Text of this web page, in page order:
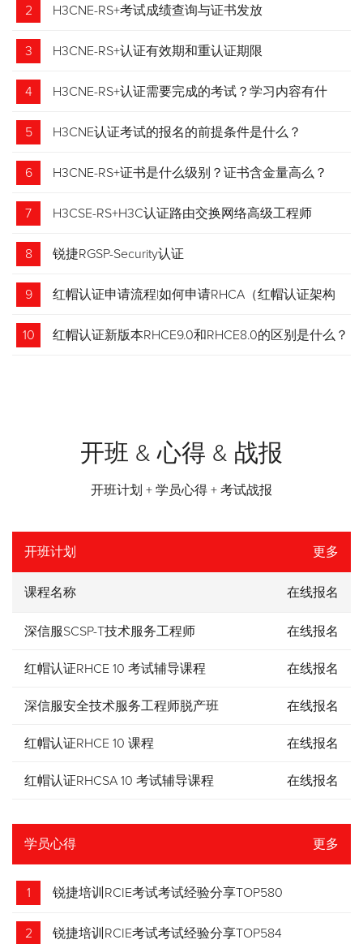
2 H3CNE-RS+考试成绩查询与证书发放
3 H3CNE-RS+认证有效期和重认证期限
4 H3CNE-RS+认证需要完成的考试？学习内容有什
么？
5 H3CNE认证考试的报名的前提条件是什么？
6 H3CNE-RS+证书是什么级别？证书含金量高么？
7 H3CSE-RS+H3C认证路由交换网络高级工程师
8 锐捷RGSP-Security认证
9 红帽认证申请流程|如何申请RHCA（红帽认证架构
师）证书？申请步骤请收藏！
10 红帽认证新版本RHCE9.0和RHCE8.0的区别是什么？
开班 & 心得 & 战报
开班计划 + 学员心得 + 考试战报
开班计划 更多
课程名称 在线报名
深信服SCSP-T技术服务工程师 在线报名
红帽认证RHCE 10 考试辅导课程 在线报名
深信服安全技术服务工程师脱产班 在线报名
红帽认证RHCE 10 课程 在线报名
红帽认证RHCSA 10 考试辅导课程 在线报名
学员心得 更多
1 锐捷培训RCIE考试考试经验分享TOP580
2 锐捷培训RCIE考试考试经验分享TOP584